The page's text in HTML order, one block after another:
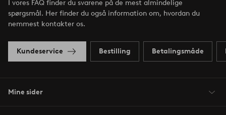
I vores FAQ finder du svarene på de mest almindelige
spørgsmål. Her finder du også information om, hvordan du
nemmest kontakter os.
Kundeservice Bestilling Betalingsmåde
Mine sider